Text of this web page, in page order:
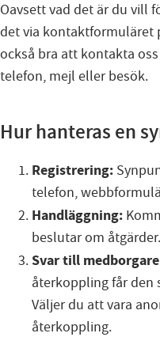
Oavsett vad det är du vill
det via kontaktformuläret
också bra att kontakta
telefon, mejl eller besök.
Hur hanteras en
Registrering:
telefon,
Handläggning:
beslutar om åtgärder.
Svar till
återkoppling får den
Väljer du att vara
återkoppling.